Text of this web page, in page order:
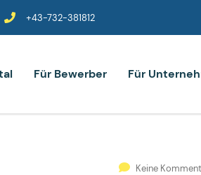
+43-732-381812
Für Bewerber Für
Keine